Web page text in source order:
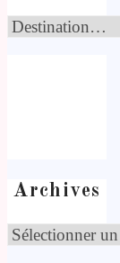
Archives